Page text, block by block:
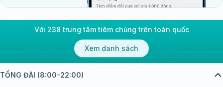
Với 238 trung tâm tiêm chủng trên toàn quốc
Xem danh sách
TỔNG ĐÀI (8:00-22:00)